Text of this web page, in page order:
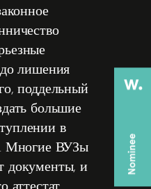
до лишения
поддельный
большие
в
Многие ВУЗы
документы, и